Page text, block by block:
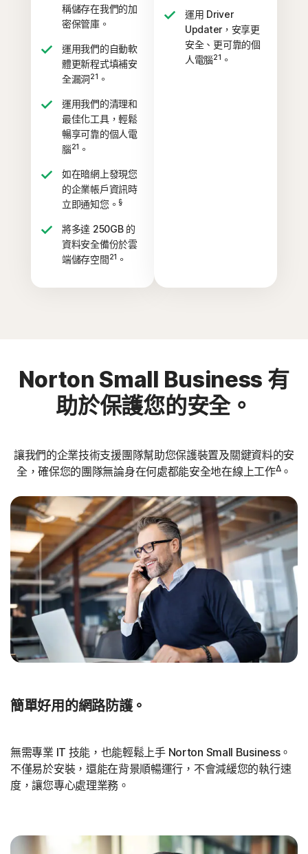
稱儲存在我們的加
密保管庫。
運用我們的自動軟
體更新程式填補安
全漏洞21 。
運用我們的清理和
最佳化工具，輕鬆
暢享可靠的個人電
腦21 。
如在暗網上發現您
的企業帳戶資訊時
立即通知您。§
將多達 250GB 的
資料安全備份於雲
端儲存空間21 。
運用 Driver
Updater，安享更
安全、更可靠的個
人電腦21 。
Norton Small Business 有
助於保護您的安全。
讓我們的企業技術支援團隊幫助您保護裝置及關鍵資料的安
全，確保您的團隊無論身在何處都能安全地在線上工作Δ。
簡單好用的網路防護。
無需專業 IT 技能，也能輕鬆上手 Norton Small Business。
不僅易於安裝，還能在背景順暢運行，不會減緩您的執行速
度，讓您專心處理業務。